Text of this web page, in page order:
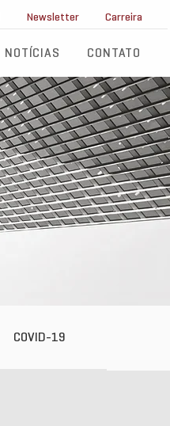
Newsletter Carreira
NOTÍCIAS CONTATO
COVID-19